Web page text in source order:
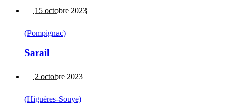
15 octobre 2023
(Pompignac)
Sarail
2 octobre 2023
(Higuères-Souye)